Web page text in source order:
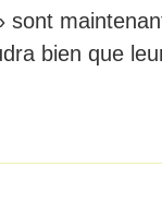
sont
bien que